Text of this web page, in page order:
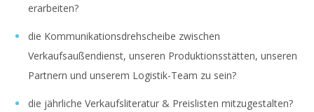
erarbeiten?
die Kommunikationsdrehscheibe zwischen
Verkaufsaußendienst, unseren Produktionsstätten, unseren
Partnern und unserem Logistik-Team zu sein?
die jährliche Verkaufsliteratur & Preislisten mitzugestalten?